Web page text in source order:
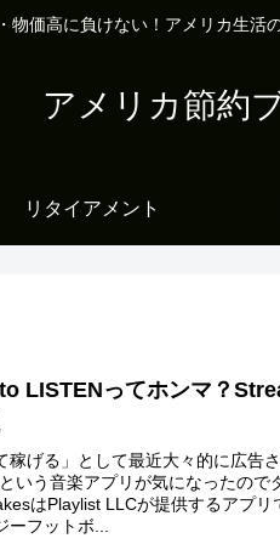
物価高に負けない！アメリカ生活
アメリカ節約
リタイアメント
LISTENってホンマ？
稼げる」として最近大々的に広告
いう音楽アプリが気になったので
はPlaylist LLCが提供するアプリ
ーフットボ...